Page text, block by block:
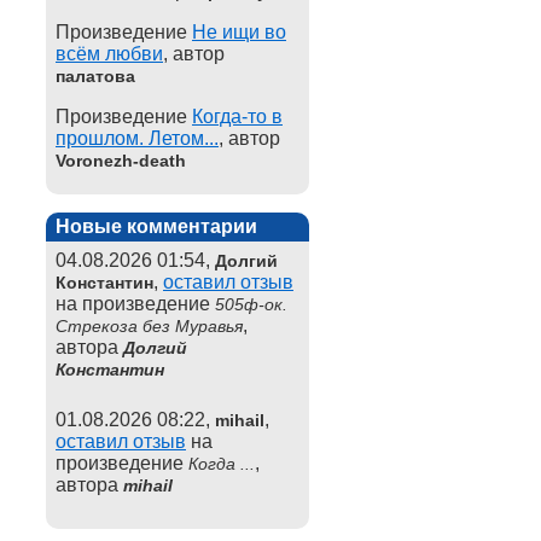
Произведение Не ищи во
всём любви, автор
палатова
Произведение Когда-то в
прошлом. Летом..., автор
Voronezh-death
Новые комментарии
04.08.2026 01:54, Долгий
Константин, оставил отзыв
на произведение 505ф-ок.
Стрекоза без Муравья,
автораДолгий
Константин
01.08.2026 08:22, mihail,
оставил отзыв на
произведение Когда ... ,
автора mihail